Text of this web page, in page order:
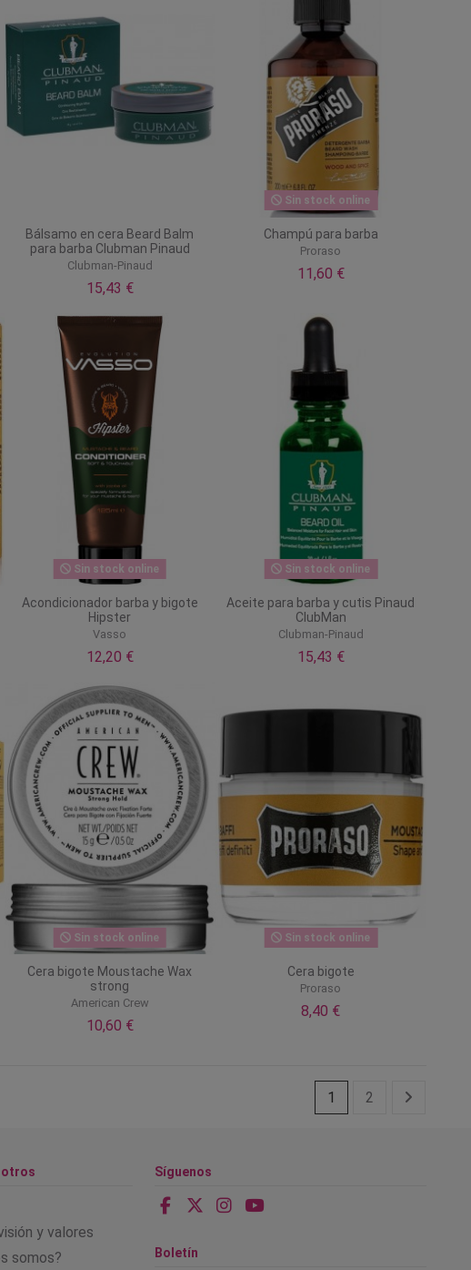
Bálsamo en cera Beard Balm
para barba Clubman Pinaud
Clubman-Pinaud
15,43 €
Sin stock online
Champú para barba
Proraso
11,60 €
Sin stock online
Acondicionador barba y bigote
Hipster
Vasso
12,20 €
Sin stock online
Aceite para barba y cutis Pinaud
ClubMan
Clubman-Pinaud
15,43 €
Sin stock online
Cera bigote Moustache Wax
strong
American Crew
10,60 €
Sin stock online
Cera bigote
Proraso
8,40 €
1 2
y valores
somos?
Síguenos
Boletín